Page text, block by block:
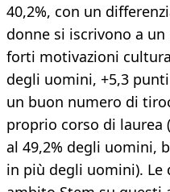
40,2%, con un
donne si iscrivono a
forti motivazioni
degli uomini, +5,3
un buon numero di
proprio corso di laurea
al 49,2% degli uomini,
in più degli uomini). Le